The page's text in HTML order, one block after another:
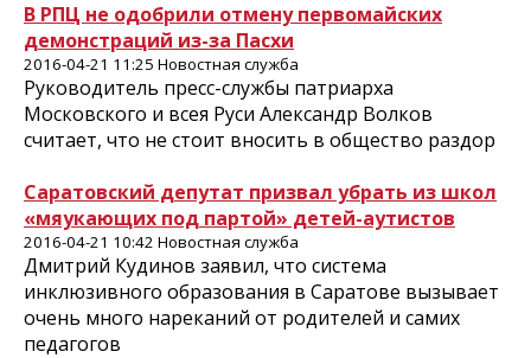
В РПЦ не одобрили отмену первомайских
демонстраций из-за Пасхи
2016-04-21 11:25 Новостная служба
Руководитель пресс-службы патриарха
Московского и всея Руси Александр Волков
считает, что не стоит вносить в общество раздор
Саратовский депутат призвал убрать из школ
«мяукающих под партой» детей-аутистов
2016-04-21 10:42 Новостная служба
Дмитрий Кудинов заявил, что система
инклюзивного образования в Саратове вызывает
очень много нареканий от родителей и самих
педагогов